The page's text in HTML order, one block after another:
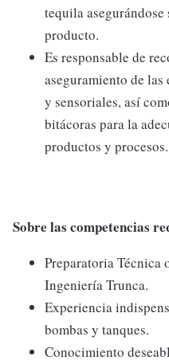
tequila
producto.
Es responsable de
aseguramiento de
y sensoriales, así
bitácoras para la
productos y procesos.
Sobre las competencias
Preparatoria
Ingeniería Trunca.
Experiencia
bombas y tanques.
Conocimiento